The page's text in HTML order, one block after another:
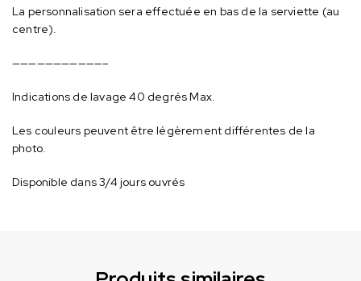
La personnalisation sera effectuée en bas de la serviette (au
centre).
———————————–
Indications de lavage 40 degrés Max.
Les couleurs peuvent être légèrement différentes de la
photo.
Disponible dans 3/4 jours ouvrés